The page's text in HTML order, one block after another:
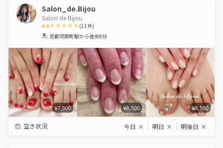
Salon_de.Bijou
Salon de Bijou
4.8
1 2 3 4 5
(11件)
京都河原町駅から徒歩8分
¥7,000 ¥8,500 ¥8,500
空き状況 今日 × 明日 × 明後日 ×